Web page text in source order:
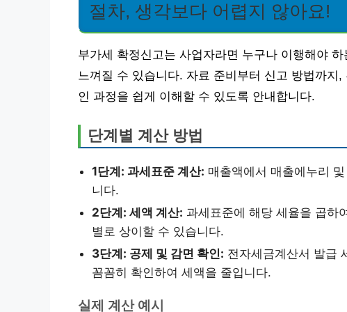
절차, 생각보다 어렵지 않아요!
부가세 확정신고는 사업자라면 누구나 이행해야
느껴질 수 있습니다. 자료 준비부터 신고 방법까
인 과정을 쉽게 이해할 수 있도록 안내합니다.
단계별 계산 방법
1단계: 과세표준 계산: 매출액에서 매출에누리
니다.
2단계: 세액 계산: 과세표준에 해당 세율을 곱하
별로 상이할 수 있습니다.
3단계: 공제 및 감면 확인: 전자세금계산서 발급
꼼꼼히 확인하여 세액을 줄입니다.
실제 계산 예시